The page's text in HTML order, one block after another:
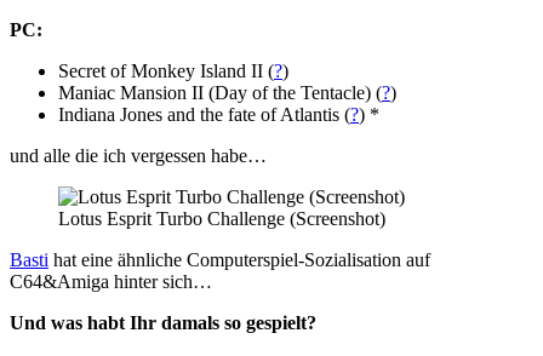
PC:
Secret of Monkey Island II (?)
Maniac Mansion II (Day of the Tentacle) (?)
Indiana Jones and the fate of Atlantis (?) *
und alle die ich vergessen habe…
Lotus Esprit Turbo Challenge (Screenshot)
Basti hat eine ähnliche Computerspiel-Sozialisation auf
C64&Amiga hinter sich…
Und was habt Ihr damals so gespielt?